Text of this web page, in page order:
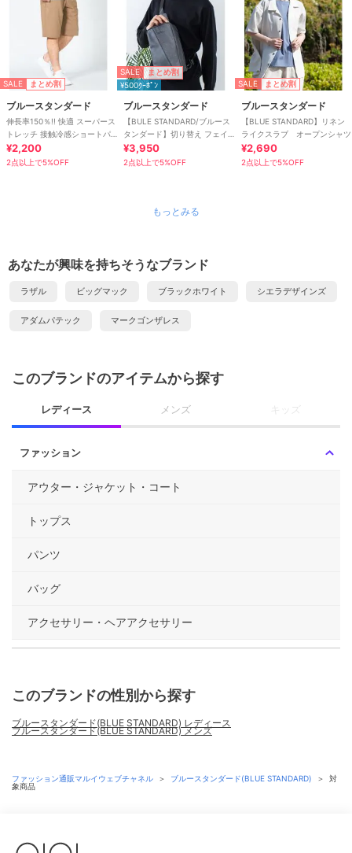
SALE まとめ割
ブルースタンダード
伸長率150％!! 快適 スーパース
トレッチ 接触冷感ショートパ
ンツ
¥2,200
2点以上で5%OFF
SALE まとめ割
¥500ｸｰﾎﾟﾝ
ブルースタンダード
【BULE STANDARD/ブルース
タンダード】切り替え フェイ
クレザー ボディーバッグ
¥3,950
2点以上で5%OFF
SALE まとめ割
ブルースタンダード
【BLUE STANDARD】リネン
ライクスラブ オープンシャツ
¥2,690
2点以上で5%OFF
もっとみる
あなたが興味を持ちそうなブランド
ラザル ビッグマック ブラックホワイト シエラデザインズ
アダムパテック マークゴンザレス
このブランドのアイテムから探す
レディース メンズ キッズ
ファッション
アウター・ジャケット・コート
トップス
パンツ
バッグ
アクセサリー・ヘアアクセサリー
このブランドの性別から探す
ブルースタンダード(BLUE STANDARD) レディース
ブルースタンダード(BLUE STANDARD) メンズ
ファッション通販マルイウェブチャネル ＞ ブルースタンダード(BLUE STANDARD) ＞
対
象商品